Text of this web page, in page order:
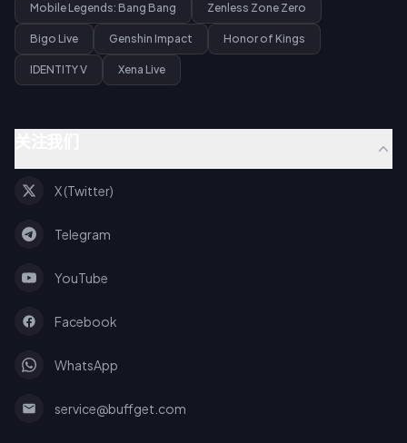
Mobile Legends: Bang Bang Zenless Zone Zero
Bigo Live Genshin Impact Honor of Kings
IDENTITY V Xena Live
X (Twitter)
Telegram
YouTube
Facebook
WhatsApp
service@buffget.com